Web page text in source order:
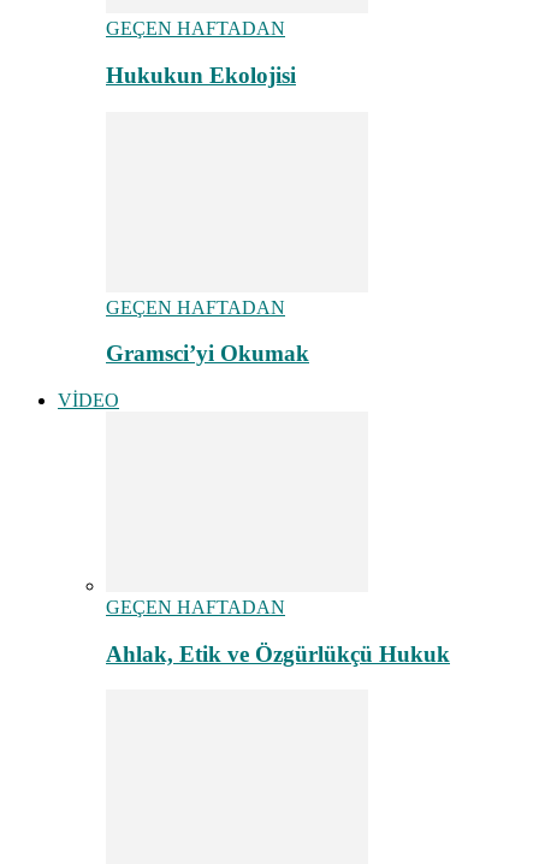
GEÇEN HAFTADAN
Hukukun Ekolojisi
GEÇEN HAFTADAN
Gramsci’yi Okumak
VİDEO
GEÇEN HAFTADAN
Ahlak, Etik ve Özgürlükçü Hukuk